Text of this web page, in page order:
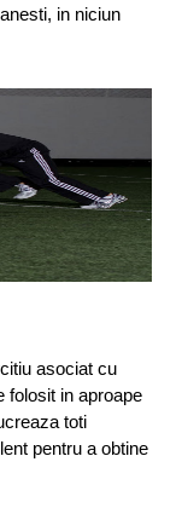
in niciun
asociat cu
folosit in aproape
toti
pentru a obtine